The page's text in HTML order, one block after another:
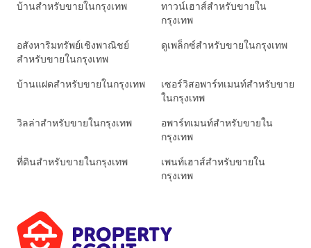
บ้านสำหรับขายในกรุงเทพ
ทาวน์เฮาส์สำหรับขายใน
กรุงเทพ
อสังหาริมทรัพย์เชิงพาณิชย์
สำหรับขายในกรุงเทพ
ดูเพล็กซ์สำหรับขายในกรุงเทพ
บ้านแฝดสำหรับขายในกรุงเทพ
เซอร์วิสอพาร์ทเมนท์สำหรับขาย
ในกรุงเทพ
วิลล่าสำหรับขายในกรุงเทพ
อพาร์ทเมนท์สำหรับขายใน
กรุงเทพ
ที่ดินสำหรับขายในกรุงเทพ
เพนท์เฮาส์สำหรับขายใน
กรุงเทพ